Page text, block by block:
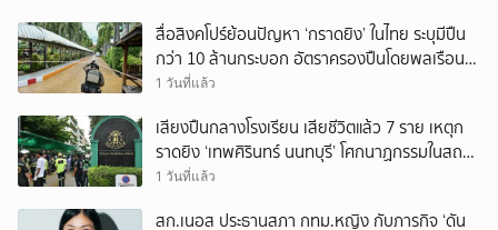
สื่อสิงคโปร์ย้อนปัญหา ‘กราดยิง’ ในไทย ระบุมีปืน
กว่า 10 ล้านกระบอก อัตราครองปืนโดยพลเรือน
สูงที่สุดในภูมิภาค
1 วันที่แล้ว
เสียงปืนกลางโรงเรียน เสียชีวิตแล้ว 7 ราย เหตุก
ราดยิง ‘เทพศิรินทร์ นนทบุรี’ โศกนาฏกรรมในสถาน
ศึกษา ครั้งที่ 2 ในรอบปี
1 วันที่แล้ว
สก.เนอส ประธานสภา กทม.หญิง กับภารกิจ ‘ดัน